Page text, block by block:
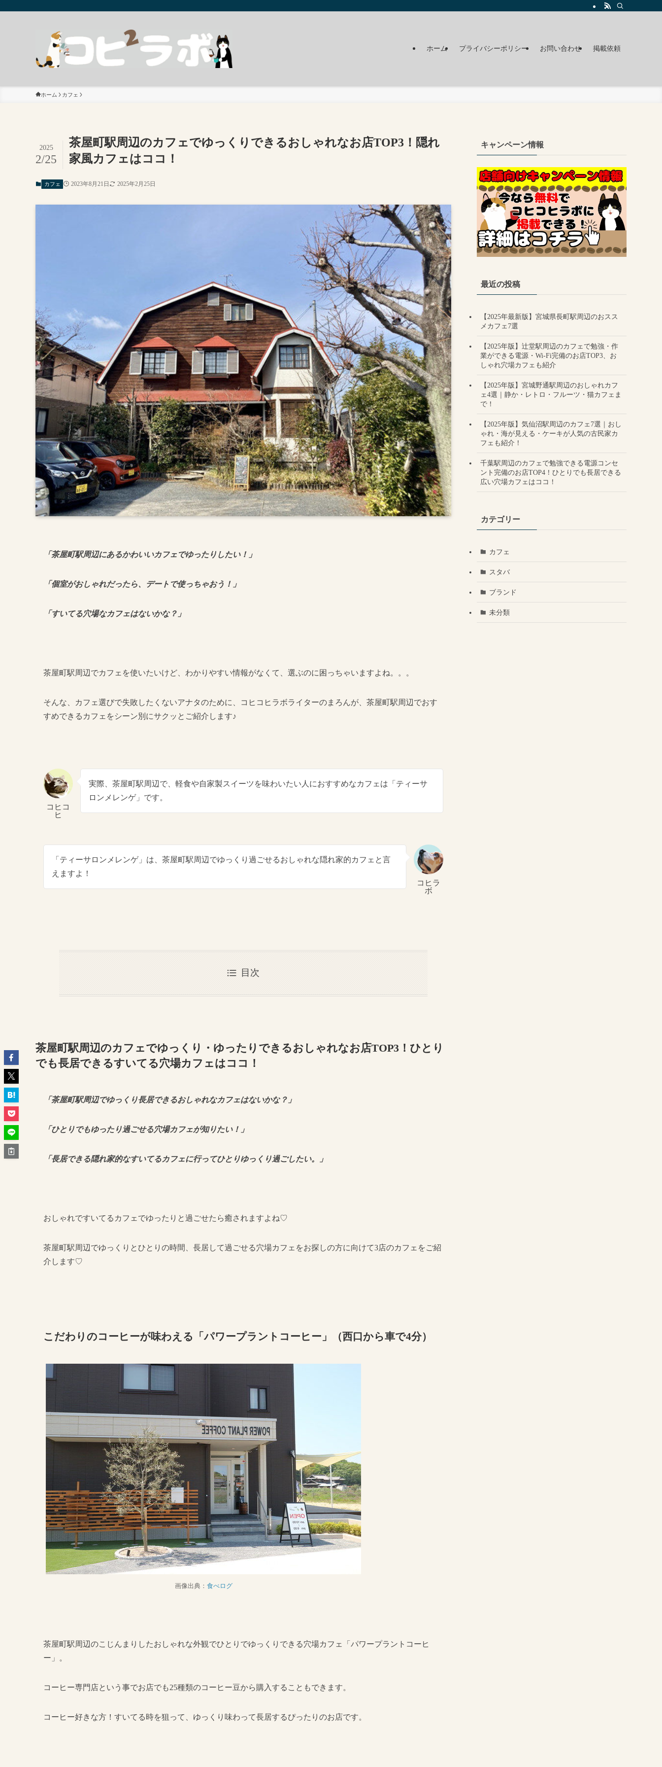
ホーム プライバシーポリシー お問い合わせ 掲載依頼
ホーム カフェ
茶屋町駅周辺のカフェでゆっくりできるおしゃれなお店TOP3！隠れ
家風カフェはココ！
2025
2/25
カフェ 2023年8月21日 2025年2月25日
「茶屋町駅周辺にあるかわいいカフェでゆったりしたい！」
「個室がおしゃれだったら、デートで使っちゃおう！」
「すいてる穴場なカフェはないかな？」
茶屋町駅周辺でカフェを使いたいけど、わかりやすい情報がなくて、選ぶのに困っちゃいますよね。。。
そんな、カフェ選びで失敗したくないアナタのために、コヒコヒラボライターのまろんが、茶屋町駅周辺でおす
すめできるカフェをシーン別にサクッとご紹介します♪
コヒコ
ヒ
実際、茶屋町駅周辺で、軽食や自家製スイーツを味わいたい人におすすめなカフェは「ティーサ
ロンメレンゲ」です。
コヒラ
ボ
「ティーサロンメレンゲ」は、茶屋町駅周辺でゆっくり過ごせるおしゃれな隠れ家的カフェと言
えますよ！
目次
茶屋町駅周辺のカフェでゆっくり・ゆったりできるおしゃれなお店TOP3！ひとり
でも長居できるすいてる穴場カフェはココ！
「茶屋町駅周辺でゆっくり長居できるおしゃれなカフェはないかな？」
「ひとりでもゆったり過ごせる穴場カフェが知りたい！」
「長居できる隠れ家的なすいてるカフェに行ってひとりゆっくり過ごしたい。」
おしゃれですいてるカフェでゆったりと過ごせたら癒されますよね♡
茶屋町駅周辺でゆっくりとひとりの時間、長居して過ごせる穴場カフェをお探しの方に向けて3店のカフェをご紹
介します♡
こだわりのコーヒーが味わえる「パワープラントコーヒー」（西口から車で4分）
画像出典： 食べログ
茶屋町駅周辺のこじんまりしたおしゃれな外観でひとりでゆっくりできる穴場カフェ「パワープラントコーヒ
ー」。
コーヒー専門店という事でお店でも25種類のコーヒー豆から購入することもできます。
コーヒー好きな方！すいてる時を狙って、ゆっくり味わって長居するぴったりのお店です。
キャンペーン情報
最近の投稿
【2025年最新版】宮城県長町駅周辺のおスス
メカフェ7選
【2025年版】辻堂駅周辺のカフェで勉強・作
業ができる電源・Wi-Fi完備のお店TOP3、お
しゃれ穴場カフェも紹介
【2025年版】宮城野通駅周辺のおしゃれカフ
ェ4選｜静か・レトロ・フルーツ・猫カフェま
で！
【2025年版】気仙沼駅周辺のカフェ7選｜おし
ゃれ・海が見える・ケーキが人気の古民家カ
フェも紹介！
千葉駅周辺のカフェで勉強できる電源コンセ
ント完備のお店TOP4！ひとりでも長居できる
広い穴場カフェはココ！
カテゴリー
カフェ
スタバ
ブランド
未分類